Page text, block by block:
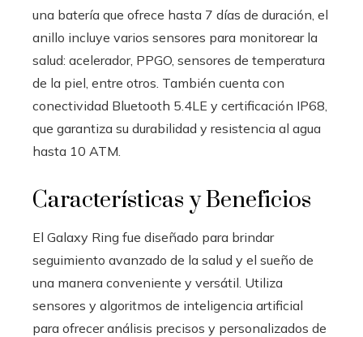
una batería que ofrece hasta 7 días de duración, el
anillo incluye varios sensores para monitorear la
salud: acelerador, PPGO, sensores de temperatura
de la piel, entre otros. También cuenta con
conectividad Bluetooth 5.4LE y certificación IP68,
que garantiza su durabilidad y resistencia al agua
hasta 10 ATM.
Características y Beneficios
El Galaxy Ring fue diseñado para brindar
seguimiento avanzado de la salud y el sueño de
una manera conveniente y versátil. Utiliza
sensores y algoritmos de inteligencia artificial
para ofrecer análisis precisos y personalizados de